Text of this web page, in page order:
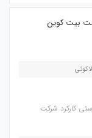
بیت کوین
کارکرد شرکت